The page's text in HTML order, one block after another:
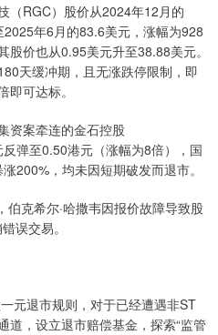
RGC）股价从2024年12月的
年6月的83.6美元，涨幅为928
价也从0.95美元升至38.88美元。
天缓冲期，且无涨跌停限制，即
可达标。
案牵连的金石控股
弹至0.50港元（涨幅为8倍），国
200%，均未因短期破发而退市。
克希尔·哈撒韦因报价故障导致股
误交易。
退市规则，对于已经遭遇非ST
道，设立退市赔偿基金，探索“监管